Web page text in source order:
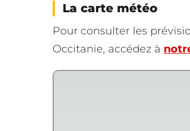
La carte météo
Pour consulter les
Occitanie, accédez à